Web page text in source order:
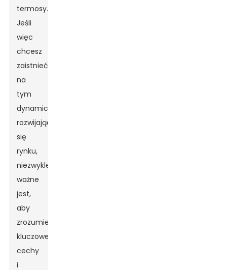
termosy.
Jeśli
więc
chcesz
zaistnieć
na
tym
dynamicznie
rozwijającym
się
rynku,
niezwykle
ważne
jest,
aby
zrozumieć
kluczowe
cechy
i